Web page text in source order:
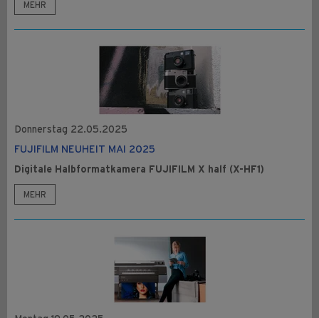
MEHR
FUJIFILM NEUHEIT MAI 2025
Digitale Halbformatkamera FUJIFILM X half (X-HF1)
MEHR
Donnerstag 22.05.2025